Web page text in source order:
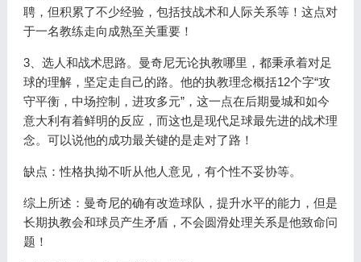
聘，但积累了不少经验，包括技战术和人际关系等！这点对
于一名教练走向成熟至关重要！
3、选人和战术思路。曼奇尼无论执教哪里，都秉承着对足
球的理解，坚定走自己的路。他的执教理念概括12个字“攻
守平衡，中场控制，进攻多元”，这一点在后期曼城和如今
意大利有着鲜明的反应，而这也是现代足球最先进的战术理
念。可以说他的成功最关键的是走对了路！
缺点：性格执拗不听从他人意见，有个性不妥协等。
综上所述：曼奇尼的确有改造球队，提升水平的能力，但是
长期执教会和球员产生矛盾，不会圆滑处理关系是他致命问
题！